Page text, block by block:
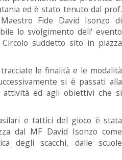
ed è stato tenuto dal prof.
Fide David Isonzo di
lo svolgimento dell' evento
suddetto sito in piazza
le finalità e le modalità
si è passati alla
attività ed agli obiettivi che si
e tattici del gioco è stata
dal MF David Isonzo come
degli scacchi, dalle scuole